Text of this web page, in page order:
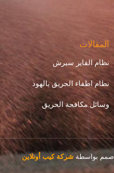
المقالات
نظام الفاير سيرش
نظام اطفاء الحريق بالهود
وسائل مكافحة الحريق
صمم بواسطة شركة كيب أونلاين